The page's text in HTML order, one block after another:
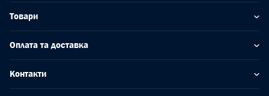
Товари
Оплата та доставка
Контакти